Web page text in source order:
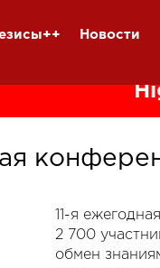
Новости
11-я
2 700
обмен